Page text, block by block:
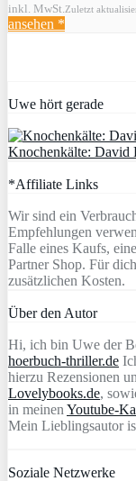
inkl. MwSt. Zuletzt
ansehen *
Uwe hört gerade
Knochenkälte: David
*Affiliate Links
Wir sind ein
Empfehlungen
Falle eines Kaufs,
Partner Shop. Für
zusätzlichen Kosten.
Über den Autor
Hi, ich bin Uwe der
hoerbuch-thriller.de
hierzu Rezensionen
Lovelybooks.de,
in meinen Youtube-
Mein Lieblingsautor
Soziale Netzwerke